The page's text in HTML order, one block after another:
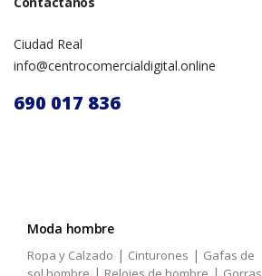
Ciudad Real
info@centrocomercialdigital.online
690 017 836
Moda hombre
Ropa y Calzado | Cinturones | Gafas de